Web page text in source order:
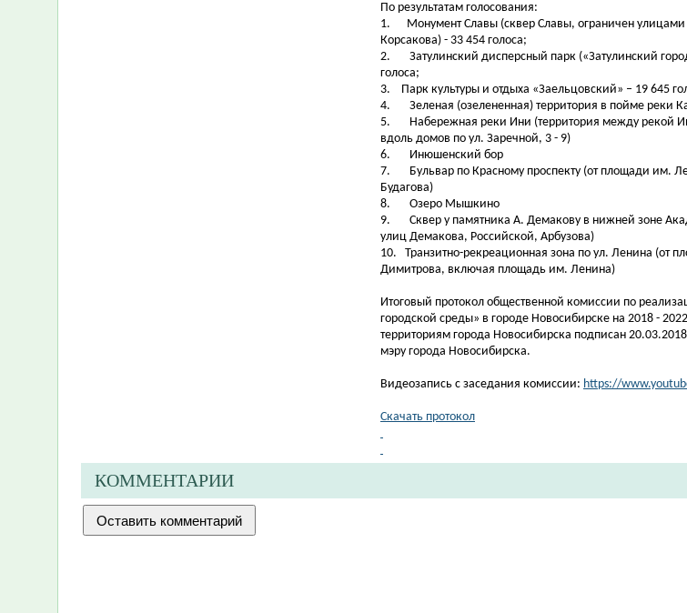
По результатам голосования:
1.
Монумент Славы (сквер Славы, ограничен
Корсакова) - 33 454 голоса;
2.
Затулинский дисперсный парк («Затулинский
голоса;
3. Парк культуры и отдыха «Заельцовский» – 19 645
4.
Зеленая (озелененная) территория в пойме реки
5.
Набережная реки Ини (территория между рекой
вдоль домов по ул. Заречной, 3 - 9)
6.
Инюшенский бор
7.
Бульвар по Красному проспекту (от площади им.
Будагова)
8.
Озеро Мышкино
9.
Сквер у памятника А. Демакову в нижней зоне
улиц Демакова, Российской, Арбузова)
10.
Транзитно-рекреационная зона по ул. Ленина (от
Димитрова, включая площадь им. Ленина)
Итоговый протокол общественной комиссии по
городской среды» в городе Новосибирске на 2018 -
территориям города Новосибирска подписан
мэру города Новосибирска.
Видеозапись с заседания комиссии: https://
Скачать протокол
КОММЕНТАРИИ